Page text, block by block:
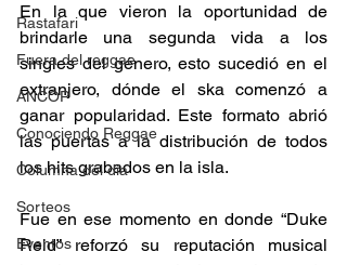
Rastafari
Fuera del reggae
ANCOP
Conociendo Reggae
Columna del día
Sorteos
Eventos
En la que vieron la oportunidad de
brindarle una segunda vida a los
singles del género, esto sucedió en el
extranjero, dónde el ska comenzó a
ganar popularidad. Este formato abrió
las puertas a la distribución de todos
los hits grabados en la isla.
Fue en ese momento en donde “Duke
Reid” reforzó su reputación musical